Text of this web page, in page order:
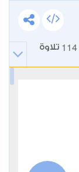
114 تلاوة